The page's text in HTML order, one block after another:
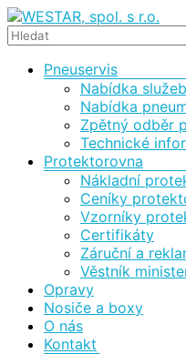
Skip
to
WESTAR,
spol.
Protektorovna
pneuservis
Menu Pneuservis
Nabídka služeb
Nabídka
Zpětný odběr
Technické
Protektorovna
Nákladní
Ceníky
Vzorníky
Certifikáty
Záruční a
Věstník
Opravy
Nosiče a boxy
O nás
Kontakt